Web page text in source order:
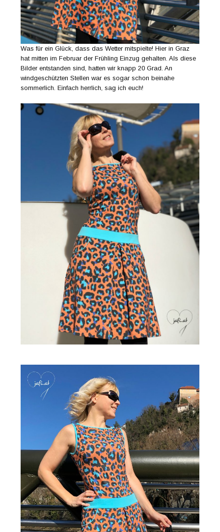
Was für ein Glück, dass das Wetter mitspielte! Hier in Graz
hat mitten im Februar der Frühling Einzug gehalten. Als diese
Bilder entstanden sind, hatten wir knapp 20 Grad. An
windgeschützten Stellen war es sogar schon beinahe
sommerlich. Einfach herrlich, sag ich euch!